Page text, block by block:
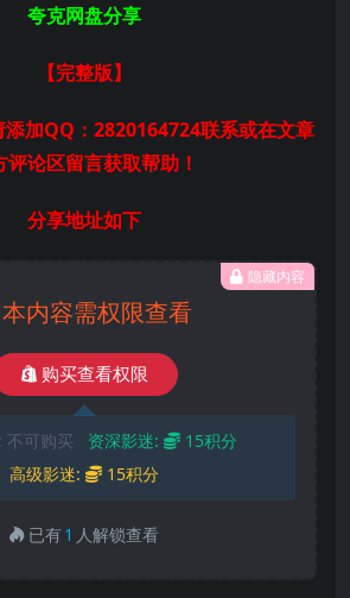
夸克网盘分享
【完整版】
加QQ：2820164724联系或在文章
评论区留言获取帮助！
分享地址如下
隐藏内容
本内容需权限查看
购买查看权限
不可购买 资深影迷:
15积分
高级影迷:
15积分
已有1 人解锁查看